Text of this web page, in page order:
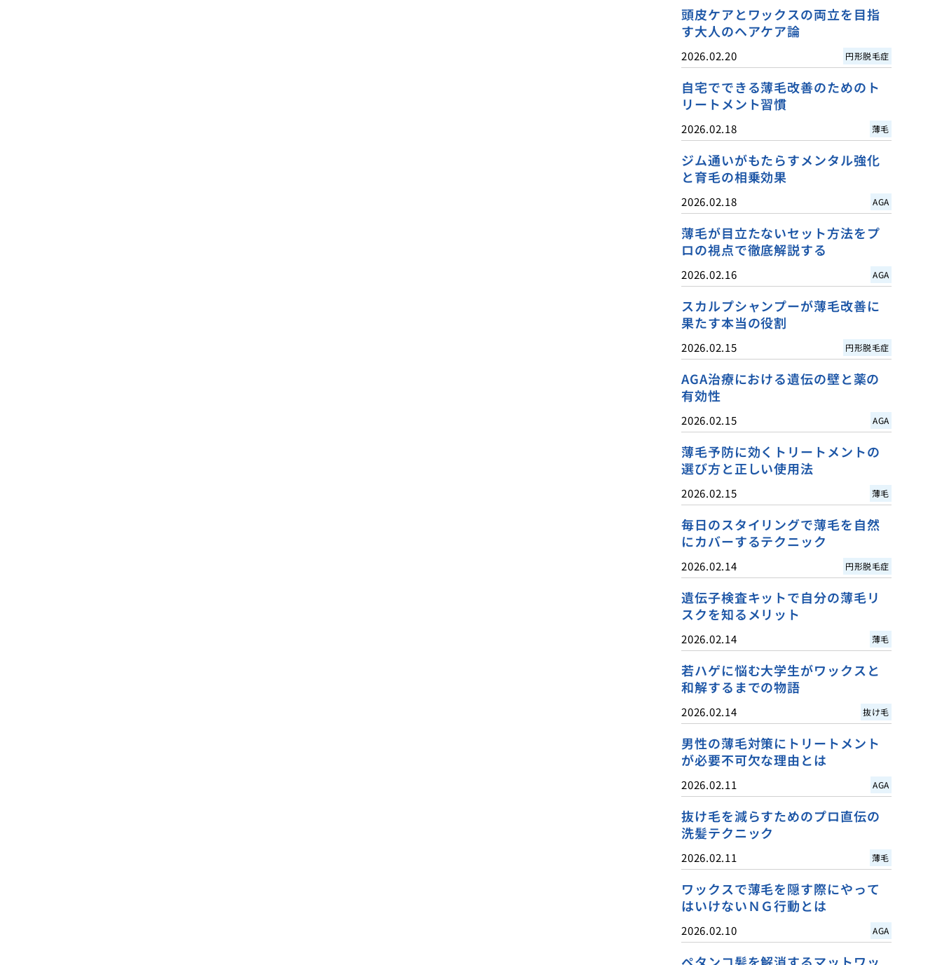
頭皮ケアとワックスの両立を目指
す大人のヘアケア論
2026.02.20 円形脱毛症
自宅でできる薄毛改善のためのト
リートメント習慣
2026.02.18 薄毛
ジム通いがもたらすメンタル強化
と育毛の相乗効果
2026.02.18 AGA
薄毛が目立たないセット方法をプ
ロの視点で徹底解説する
2026.02.16 AGA
スカルプシャンプーが薄毛改善に
果たす本当の役割
2026.02.15 円形脱毛症
AGA治療における遺伝の壁と薬の
有効性
2026.02.15 AGA
薄毛予防に効くトリートメントの
選び方と正しい使用法
2026.02.15 薄毛
毎日のスタイリングで薄毛を自然
にカバーするテクニック
2026.02.14 円形脱毛症
遺伝子検査キットで自分の薄毛リ
スクを知るメリット
2026.02.14 薄毛
若ハゲに悩む大学生がワックスと
和解するまでの物語
2026.02.14 抜け毛
男性の薄毛対策にトリートメント
が必要不可欠な理由とは
2026.02.11 AGA
抜け毛を減らすためのプロ直伝の
洗髪テクニック
2026.02.11 薄毛
ワックスで薄毛を隠す際にやって
はいけないＮＧ行動とは
2026.02.10 AGA